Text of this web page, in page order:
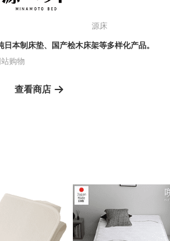
源床
本制床垫、国产桧木床架等多样化产品。
购物
查看商店